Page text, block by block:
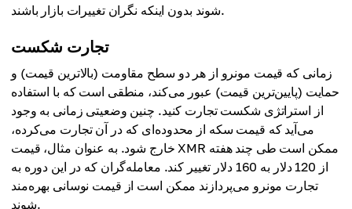
شوند بدون اینکه نگران تغییرات بازار باشند.
تجارت شکست
زمانی که قیمت مونرو از هر دو سطح مقاومت (بالاترین قیمت) و
حمایت (پایین‌ترین قیمت) عبور می‌کند، منطقی است که با استفاده
از استراتژی شکست تجارت کنید. چنین وضعیتی زمانی به وجود
می‌آید که قیمت سکه از محدوده‌ای که در آن تجارت می‌کرده،
خارج شود. به عنوان مثال، قیمت XMR ممکن است طی چند هفته
از 120 دلار به 160 دلار تغییر کند. معامله‌گران که در این دوره به
تجارت مونرو می‌پردازند ممکن است از قیمت نوسانی بهره‌مند
شوند.